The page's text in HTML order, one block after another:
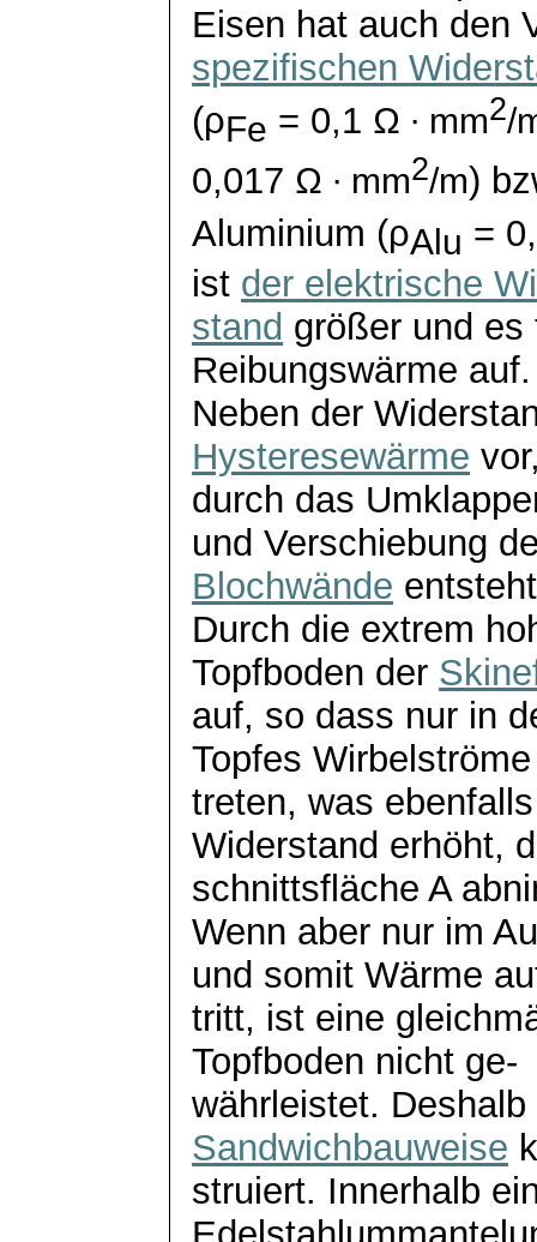
Eisen hat auch den
spezifischen
(ρFe = 0,1 Ω ∙ mm2/
0,017 Ω ∙ mm2/m)
Aluminium (ρAlu =
ist der elektrische
stand größer und
Reibungswärme auf.
Neben der
Hysteresewärme
durch das
und Verschiebung
Blochwände
Durch die extrem
Topfboden der
auf, so dass nur in
Topfes
treten, was
Widerstand erhöht,
schnittsfläche A
Wenn aber nur im
und somit Wärme
tritt, ist eine
Topfboden nicht ge-
währleistet. Deshalb
Sandwichbauweise
struiert. Innerhalb